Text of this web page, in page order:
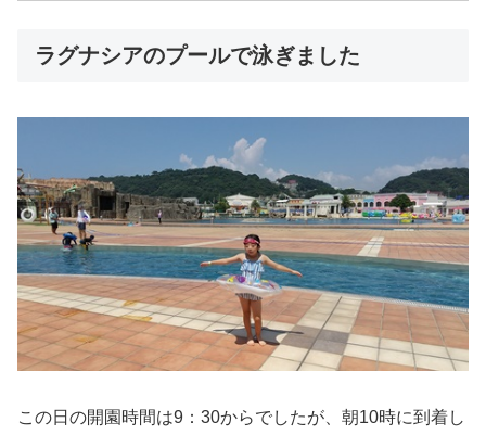
ラグナシアのプールで泳ぎました
この日の開園時間は9：30からでしたが、朝10時に到着し